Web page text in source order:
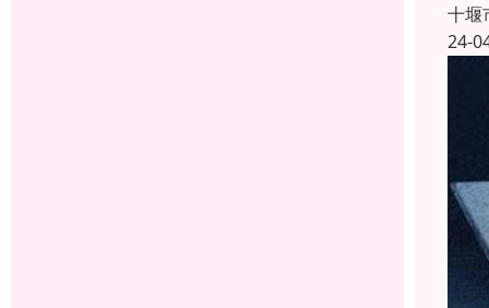
十堰
24-